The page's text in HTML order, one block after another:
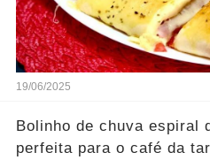
19/06/2025
Bolinho de chuva espiral
perfeita para o café da